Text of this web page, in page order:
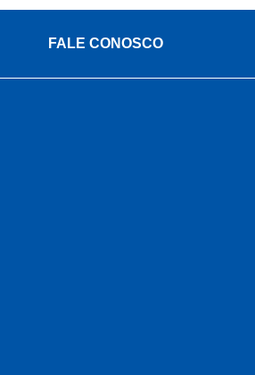
FALE CONOSCO